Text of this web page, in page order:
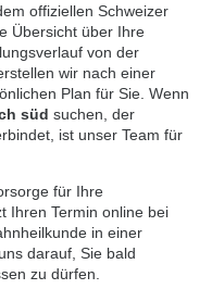
offiziellen Schweizer
Übersicht über Ihre
von der
wir nach einer
Plan für Sie. Wenn
süd suchen, der
ist unser Team für
für Ihre
Ihren Termin online bei
in einer
darauf, Sie bald
zu dürfen.